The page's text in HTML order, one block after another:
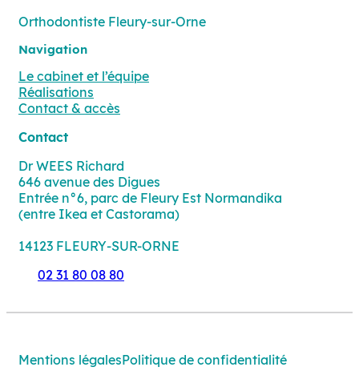
Orthodontiste Fleury-sur-Orne
Navigation
Le cabinet et l’équipe
Réalisations
Contact & accès
Contact
Dr WEES Richard
646 avenue des Digues
Entrée n°6, parc de Fleury Est Normandika
(entre Ikea et Castorama)
14123 FLEURY-SUR-ORNE
02 31 80 08 80
Mentions légalesPolitique de confidentialité